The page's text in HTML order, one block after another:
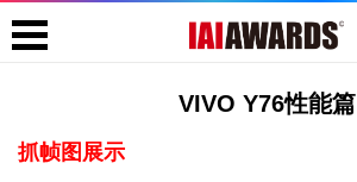
VIVO Y76性能篇
抓帧图展示